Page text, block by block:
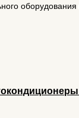
оборудования